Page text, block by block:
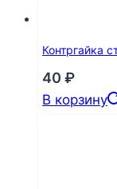
Контргайка
40 ₽
В корзину